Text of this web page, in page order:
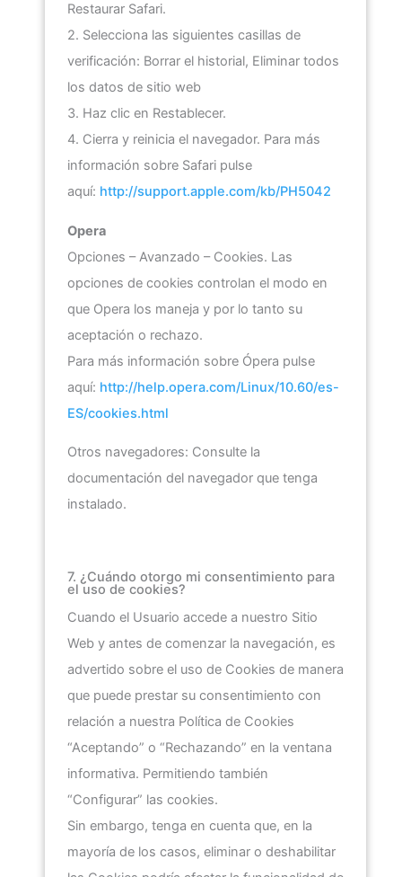
Restaurar Safari.
2. Selecciona las siguientes casillas de
verificación: Borrar el historial, Eliminar todos
los datos de sitio web
3. Haz clic en Restablecer.
4. Cierra y reinicia el navegador. Para más
información sobre Safari pulse
aquí: http://support.apple.com/kb/PH5042
Opera
Opciones – Avanzado – Cookies. Las
opciones de cookies controlan el modo en
que Opera los maneja y por lo tanto su
aceptación o rechazo.
Para más información sobre Ópera pulse
aquí: http://help.opera.com/Linux/10.60/es-
ES/cookies.html
Otros navegadores: Consulte la
documentación del navegador que tenga
instalado.
7. ¿Cuándo otorgo mi consentimiento para
el uso de cookies?
Cuando el Usuario accede a nuestro Sitio
Web y antes de comenzar la navegación, es
advertido sobre el uso de Cookies de manera
que puede prestar su consentimiento con
relación a nuestra Política de Cookies
“Aceptando” o “Rechazando” en la ventana
informativa. Permitiendo también
“Configurar” las cookies.
Sin embargo, tenga en cuenta que, en la
mayoría de los casos, eliminar o deshabilitar